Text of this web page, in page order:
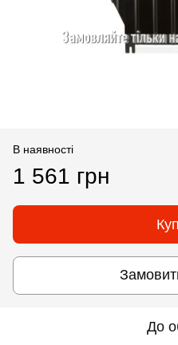
В наявності
1 561 грн
До